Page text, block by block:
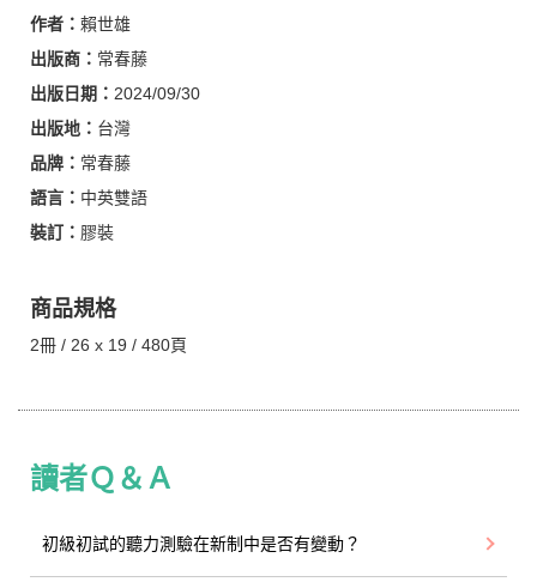
作者： 賴世雄
出版商： 常春藤
出版日期： 2024/09/30
出版地： 台灣
品牌： 常春藤
語言： 中英雙語
裝訂： 膠裝
商品規格
2冊 / 26 x 19 / 480頁
讀者Ｑ＆Ａ
初級初試的聽力測驗在新制中是否有變動？